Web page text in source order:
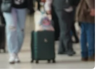
về